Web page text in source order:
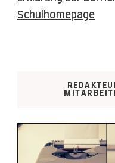
Schulhomepage